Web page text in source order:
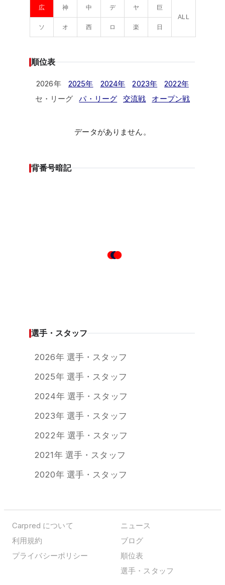
広 神 中 デ ヤ
巨
ALL
ソ
オ 西 ロ 楽 日
順位表
2026年 2025年 2024年 2023年
2022年
セ・リーグ
パ・リーグ 交流戦 オープン戦
データがありません。
背番号暗記
選手・スタッフ
2026年 選手・スタッフ
2025年 選手・スタッフ
2024年 選手・スタッフ
2023年 選手・スタッフ
2022年 選手・スタッフ
2021年 選手・スタッフ
2020年 選手・スタッフ
Carpred について
利用規約
プライバシーポリシー
ニュース
ブログ
順位表
選手・スタッフ